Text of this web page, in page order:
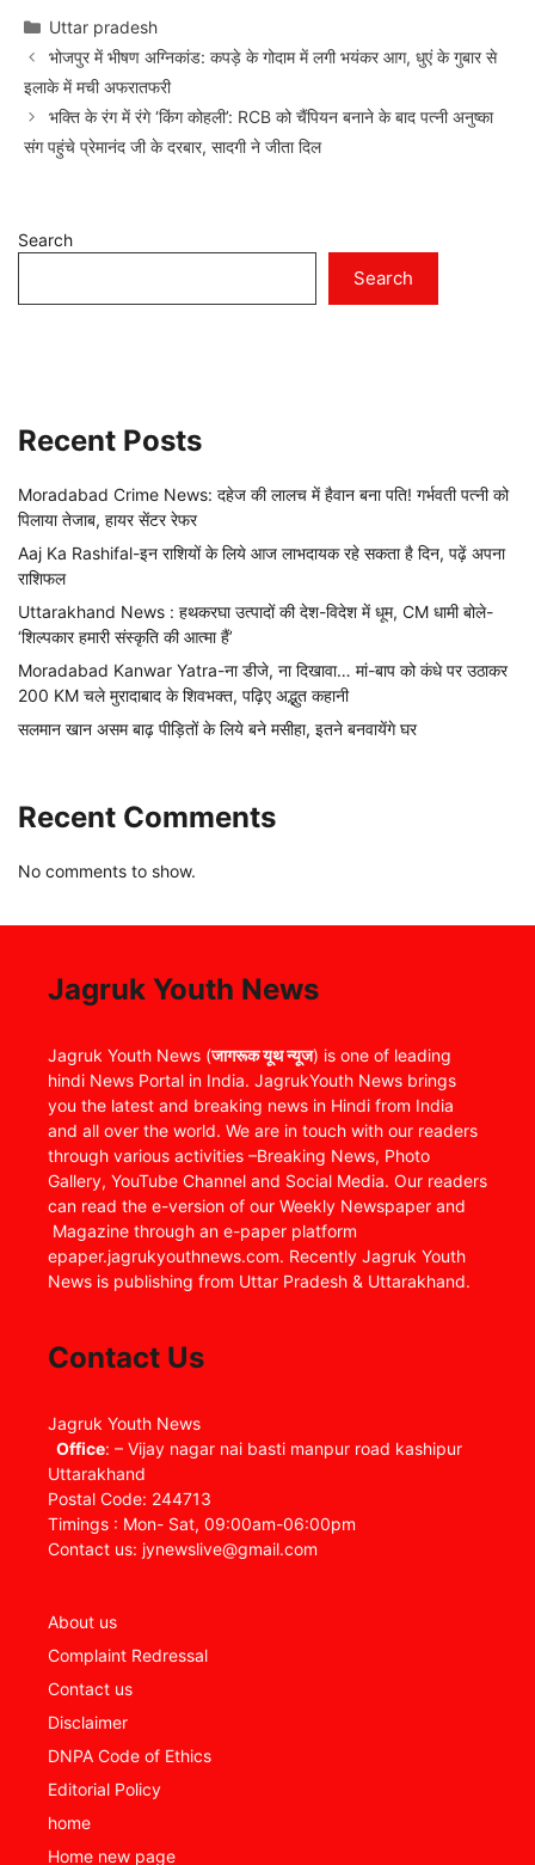
Categories
Uttar pradesh
भोजपुर में भीषण अग्निकांड: कपड़े के गोदाम में लगी भयंकर आग, धुएं के गुबार से
इलाके में मची अफरातफरी
भक्ति के रंग में रंगे ‘किंग कोहली’: RCB को चैंपियन बनाने के बाद पत्नी अनुष्का
संग पहुंचे प्रेमानंद जी के दरबार, सादगी ने जीता दिल
Search
Search
Recent Posts
Moradabad Crime News: दहेज की लालच में हैवान बना पति! गर्भवती पत्नी को
पिलाया तेजाब, हायर सेंटर रेफर
Aaj Ka Rashifal-इन राशियों के लिये आज लाभदायक रहे सकता है दिन, पढ़ें अपना
राशिफल
Uttarakhand News : हथकरघा उत्पादों की देश-विदेश में धूम, CM धामी बोले-
‘शिल्पकार हमारी संस्कृति की आत्मा हैं’
Moradabad Kanwar Yatra-ना डीजे, ना दिखावा… मां-बाप को कंधे पर उठाकर
200 KM चले मुरादाबाद के शिवभक्त, पढ़िए अद्भुत कहानी
सलमान खान असम बाढ़ पीड़ितों के लिये बने मसीहा, इतने बनवायेंगे घर
Recent Comments
No comments to show.
Jagruk Youth News
Jagruk Youth News (जागरूक यूथ न्यूज) is one of leading
hindi News Portal in India. JagrukYouth News brings
you the latest and breaking news in Hindi from India
and all over the world. We are in touch with our readers
through various activities –Breaking News, Photo
Gallery, YouTube Channel and Social Media. Our readers
can read the e-version of our Weekly Newspaper and
Magazine through an e-paper platform
epaper.jagrukyouthnews.com. Recently Jagruk Youth
News is publishing from Uttar Pradesh & Uttarakhand.
Contact Us
Jagruk Youth News
Office: – Vijay nagar nai basti manpur road kashipur
Uttarakhand
Postal Code: 244713
Timings : Mon- Sat, 09:00am-06:00pm
Contact us: jynewslive@gmail.com
About us
Complaint Redressal
Contact us
Disclaimer
DNPA Code of Ethics
Editorial Policy
home
Home new page